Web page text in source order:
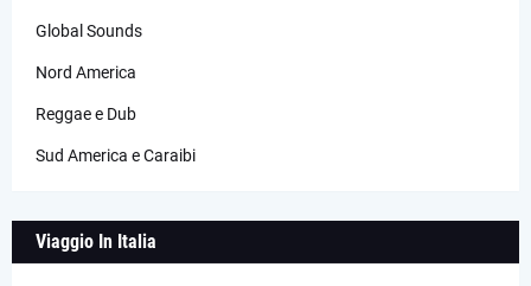
Global Sounds
Nord America
Reggae e Dub
Sud America e Caraibi
Viaggio In Italia